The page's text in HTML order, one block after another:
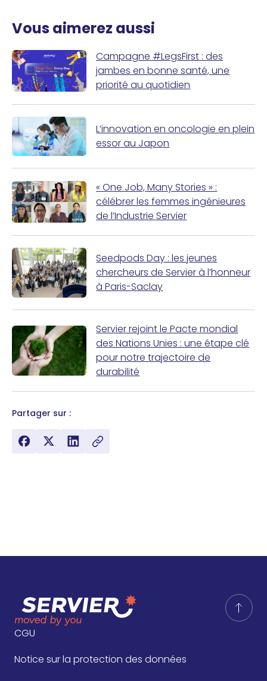
Vous aimerez aussi
Campagne #LegsFirst : des
jambes en bonne santé, une
priorité au quotidien
L’innovation en oncologie en plein
essor au Japon
« One Job, Many Stories » :
célébrer les femmes ingénieures
de l’Industrie Servier
Seedpods Day : les jeunes
chercheurs de Servier à l’honneur
à Paris-Saclay
Servier rejoint le Pacte mondial
des Nations Unies : une étape clé
pour notre trajectoire de
durabilité
Partager sur :
CGU
Notice sur la protection des données